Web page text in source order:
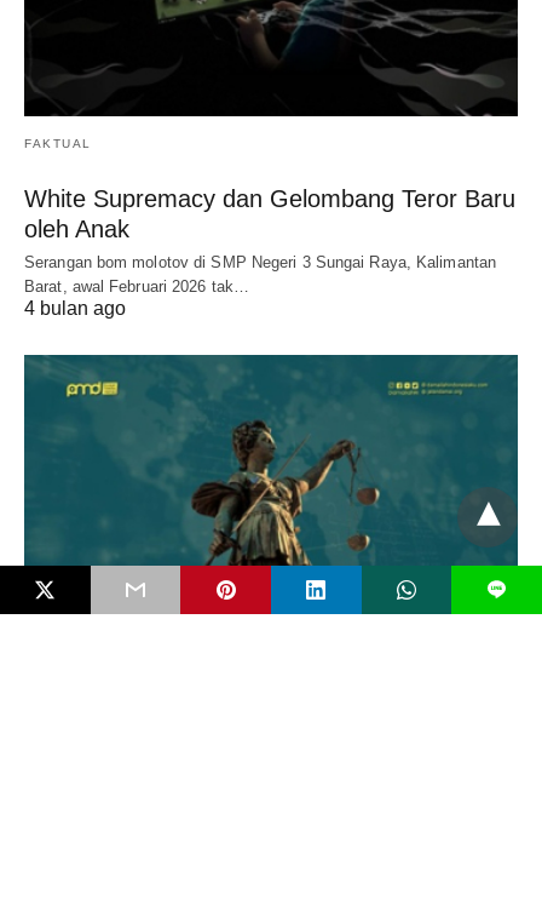
FAKTUAL
White Supremacy dan Gelombang Teror Baru
oleh Anak
Serangan bom molotov di SMP Negeri 3 Sungai Raya, Kalimantan
Barat, awal Februari 2026 tak…
4 bulan ago
L